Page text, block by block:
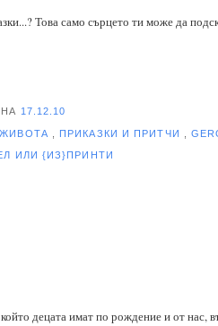
Това само сърцето ти може да
НА 17.12.10
ПРИКАЗКИ И ПРИТЧИ ,
ИЛИ {ИЗ}ПРИНТИ
децата имат по рождение и от нас,